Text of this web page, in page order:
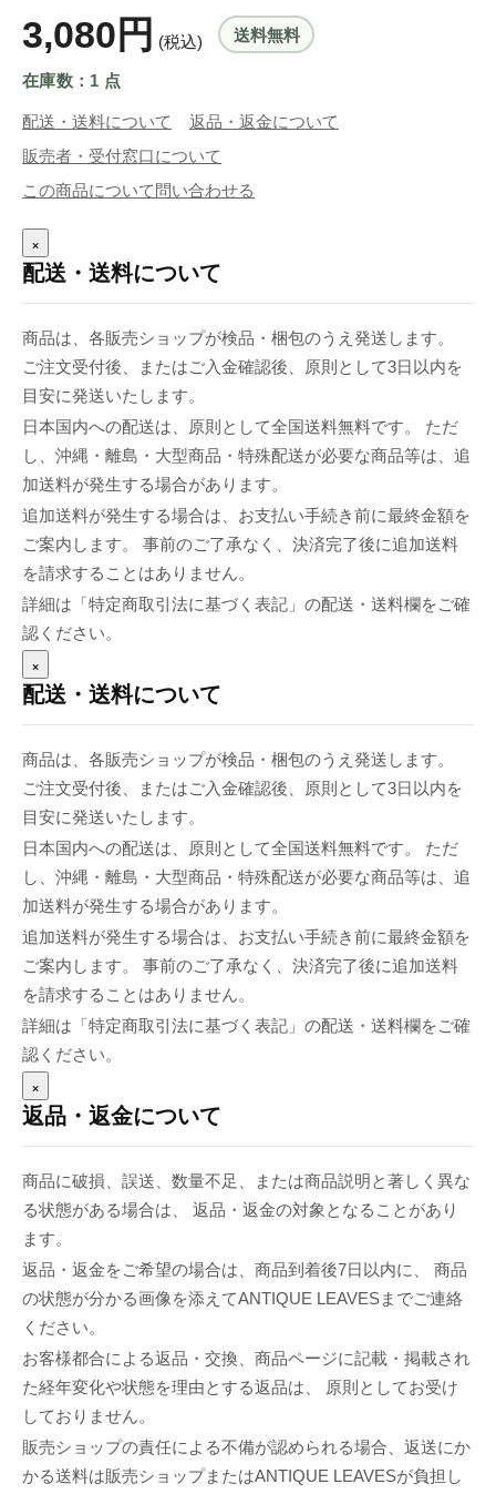
3,080円 (税込) 送料無料
在庫数：1 点
配送・送料について
返品・返金について
販売者・受付窓口について
この商品について問い合わせる
×
配送・送料について
商品は、各販売ショップが検品・梱包のうえ発送します。
ご注文受付後、またはご入金確認後、原則として3日以内を
目安に発送いたします。
日本国内への配送は、原則として全国送料無料です。 ただ
し、沖縄・離島・大型商品・特殊配送が必要な商品等は、追
加送料が発生する場合があります。
追加送料が発生する場合は、お支払い手続き前に最終金額を
ご案内します。 事前のご了承なく、決済完了後に追加送料
を請求することはありません。
詳細は「特定商取引法に基づく表記」の配送・送料欄をご確
認ください。
×
配送・送料について
商品は、各販売ショップが検品・梱包のうえ発送します。
ご注文受付後、またはご入金確認後、原則として3日以内を
目安に発送いたします。
日本国内への配送は、原則として全国送料無料です。 ただ
し、沖縄・離島・大型商品・特殊配送が必要な商品等は、追
加送料が発生する場合があります。
追加送料が発生する場合は、お支払い手続き前に最終金額を
ご案内します。 事前のご了承なく、決済完了後に追加送料
を請求することはありません。
詳細は「特定商取引法に基づく表記」の配送・送料欄をご確
認ください。
×
返品・返金について
商品に破損、誤送、数量不足、または商品説明と著しく異な
る状態がある場合は、 返品・返金の対象となることがあり
ます。
返品・返金をご希望の場合は、商品到着後7日以内に、 商品
の状態が分かる画像を添えてANTIQUE LEAVESまでご連絡
ください。
お客様都合による返品・交換、商品ページに記載・掲載され
た経年変化や状態を理由とする返品は、 原則としてお受け
しておりません。
販売ショップの責任による不備が認められる場合、返送にか
かる送料は販売ショップまたはANTIQUE LEAVESが負担し